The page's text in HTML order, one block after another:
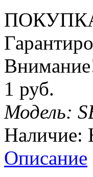
1 руб.
Модель:
Наличие:
Описание